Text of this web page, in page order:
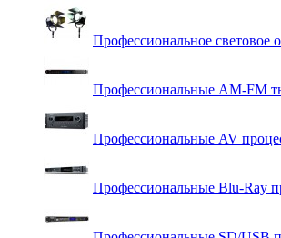
Профессиональное световое
Профессиональные AM-FM
Профессиональные AV
Профессиональные Blu-Ray